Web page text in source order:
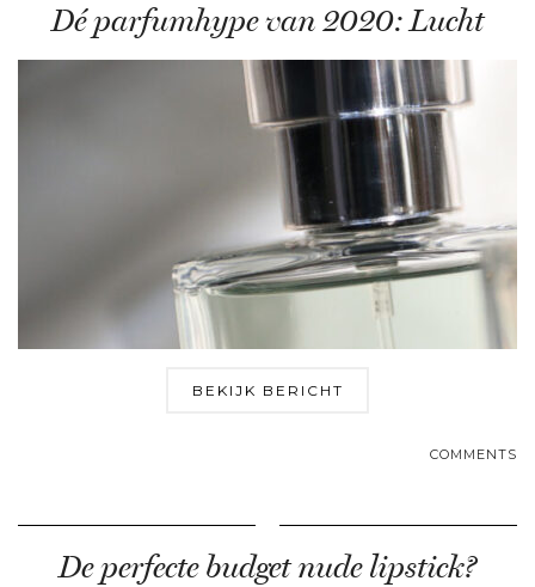
Dé parfumhype van 2020: Lucht
BEKIJK BERICHT
COMMENTS
De perfecte budget nude lipstick?